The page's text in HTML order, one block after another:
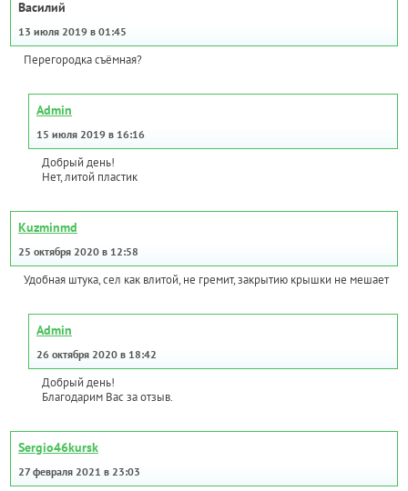
Василий
13 июля 2019 в 01:45
Перегородка съёмная?
Admin
15 июля 2019 в 16:16
Добрый день!
Нет, литой пластик
Kuzminmd
25 октября 2020 в 12:58
Удобная штука, сел как влитой, не гремит, закрытию крышки не мешает
Admin
26 октября 2020 в 18:42
Добрый день!
Благодарим Вас за отзыв.
Sergio46kursk
27 февраля 2021 в 23:03